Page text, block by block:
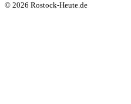
© 2026 Rostock-Heute.de